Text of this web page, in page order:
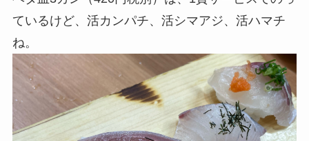
ているけど、活カンパチ、活シマアジ、活ハマチ
ね。